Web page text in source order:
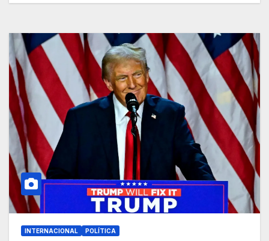
INTERNACIONAL POLÍTICA